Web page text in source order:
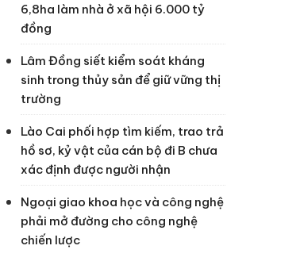
6,8ha làm nhà ở xã hội 6.000 tỷ
đồng
Lâm Đồng siết kiểm soát kháng
sinh trong thủy sản để giữ vững thị
trường
Lào Cai phối hợp tìm kiếm, trao trả
hồ sơ, kỷ vật của cán bộ đi B chưa
xác định được người nhận
Ngoại giao khoa học và công nghệ
phải mở đường cho công nghệ
chiến lược